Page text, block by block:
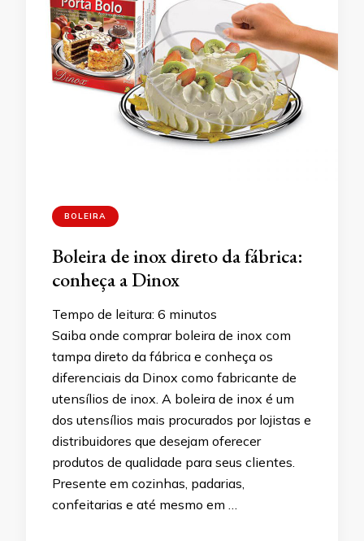
BOLEIRA
Boleira de inox direto da fábrica:
conheça a Dinox
Tempo de leitura: 6 minutos
Saiba onde comprar boleira de inox com
tampa direto da fábrica e conheça os
diferenciais da Dinox como fabricante de
utensílios de inox. A boleira de inox é um
dos utensílios mais procurados por lojistas e
distribuidores que desejam oferecer
produtos de qualidade para seus clientes.
Presente em cozinhas, padarias,
confeitarias e até mesmo em …